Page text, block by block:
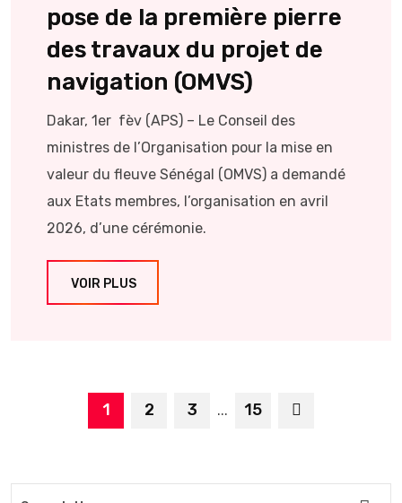
pose de la première pierre
des travaux du projet de
navigation (OMVS)
Dakar, 1er fèv (APS) – Le Conseil des
ministres de l’Organisation pour la mise en
valeur du fleuve Sénégal (OMVS) a demandé
aux Etats membres, l’organisation en avril
2026, d’une cérémonie.
VOIR PLUS
1 2 3 ... 15